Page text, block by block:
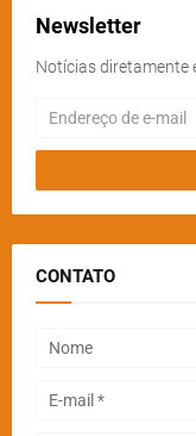
Newsletter
Notícias diretamente
CONTATO